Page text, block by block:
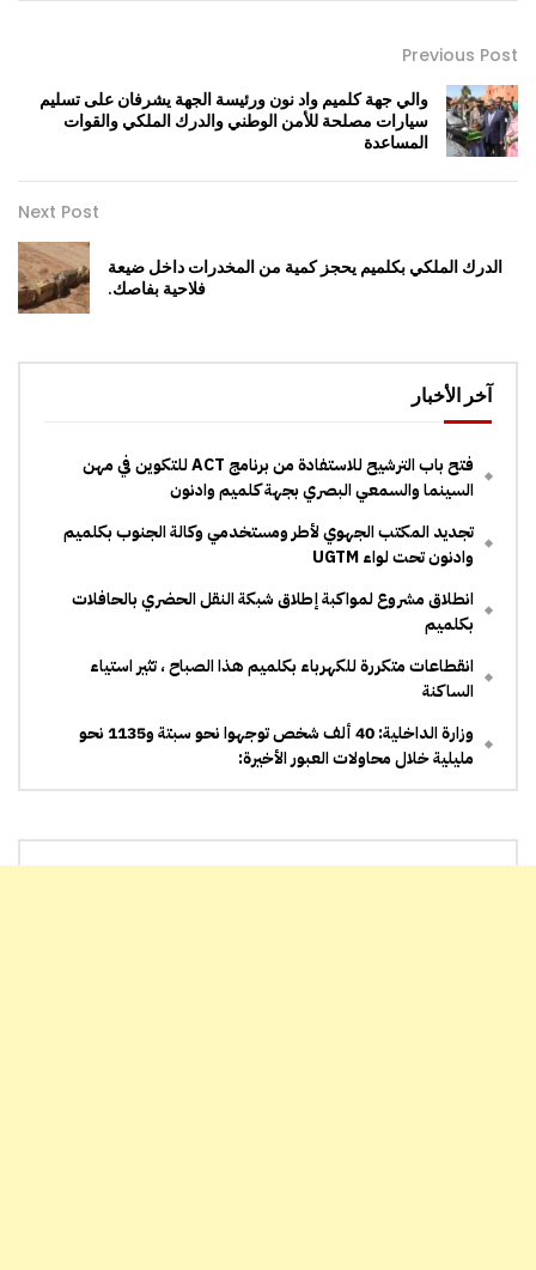
Previous Post
والي جهة كلميم واد نون ورئيسة الجهة يشرفان على تسليم
سيارات مصلحة للأمن الوطني والدرك الملكي والقوات
المساعدة
Next Post
الدرك الملكي بكلميم يحجز كمية من المخدرات داخل ضيعة
فلاحية بفاصك.
آخر الأخبار
فتح باب الترشيح للاستفادة من برنامج ACT للتكوين في مهن
السينما والسمعي البصري بجهة كلميم وادنون
تجديد المكتب الجهوي لأطر ومستخدمي وكالة الجنوب بكلميم
وادنون تحت لواء UGTM
انطلاق مشروع لمواكبة إطلاق شبكة النقل الحضري بالحافلات
بكلميم
انقطاعات متكررة للكهرباء بكلميم هذا الصباح ، تثير استياء
الساكنة
وزارة الداخلية: 40 ألف شخص توجهوا نحو سبتة و1135 نحو
مليلية خلال محاولات العبور الأخيرة: